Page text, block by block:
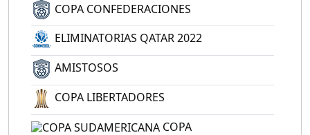
COPA CONFEDERACIONES
ELIMINATORIAS QATAR 2022
AMISTOSOS
COPA LIBERTADORES
COPA